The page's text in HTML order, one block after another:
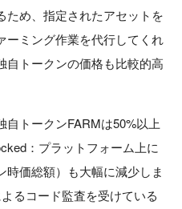
ため、指定されたアセットを
ーミング作業を代行してくれ
自トークンの価格も比較的高
自トークンFARMは50%以上
：プラットフォーム上に
価総額）も大幅に減少しま
るコード監査を受けている